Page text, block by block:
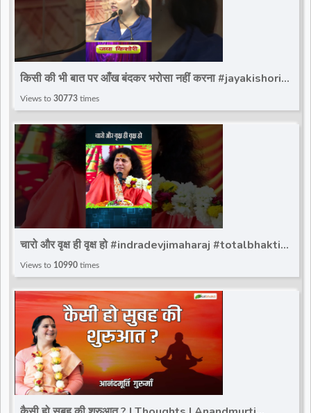
किसी की भी बात पर आँख बंदकर भरोसा नहीं करना #jayakishori
#viralreels #kishoriji #totalbhakti
Views to 30773 times
चारो और वृक्ष ही वृक्ष हो #indradevjimaharaj #totalbhakti
#indradev_maharaj #viralreels #shortvideo
Views to 10990 times